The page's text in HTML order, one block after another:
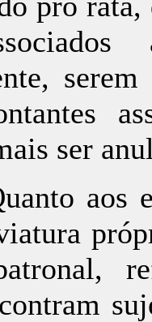
ser
aos